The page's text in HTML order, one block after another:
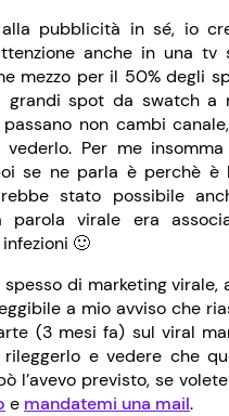
alla pubblicità in sé, io
anche in una tv
mezzo per il 50% degli
grandi spot da swatch a
non cambi
vederlo. Per me
se ne parla è perchè è
stato possibile
parola virale era
🙂
di marketing virale,
a mio avviso che
(3 mesi fa) sul viral
e vedere che
l’avevo previsto, se
e mandatemi una mail.